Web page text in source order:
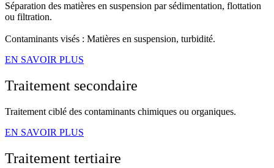
Séparation des matières en suspension par sédimentation, flottation
ou filtration.
Contaminants visés : Matières en suspension, turbidité.
EN SAVOIR PLUS
Traitement secondaire
Traitement ciblé des contaminants chimiques ou organiques.
EN SAVOIR PLUS
Traitement tertiaire